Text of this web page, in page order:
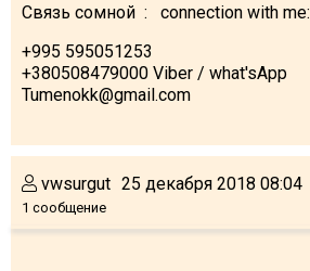
Связь сомной : connection with me:
+995 595051253
+380508479000 Viber / what'sApp
Tumenokk@gmail.com
vwsurgut
1 сообщение
25 декабря 2018 08:04